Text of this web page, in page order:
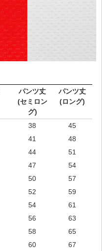
パンツ丈
(セミロン
グ)
パンツ丈
(ロング)
38
45
41
48
44
51
47
54
50
57
52
59
54
61
56
63
58
65
60
67